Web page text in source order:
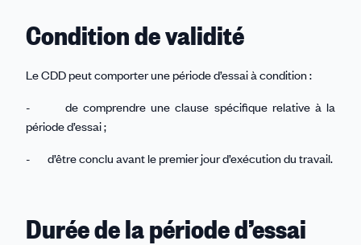
Linkedin
Facebook
Threads
Bluesky
email
Condition de validité
Le CDD peut comporter une période d’essai à condition :
- de comprendre une clause spécifique relative à la
période d’essai ;
- d’être conclu avant le premier jour d’exécution du travail.
Durée de la période d’essai